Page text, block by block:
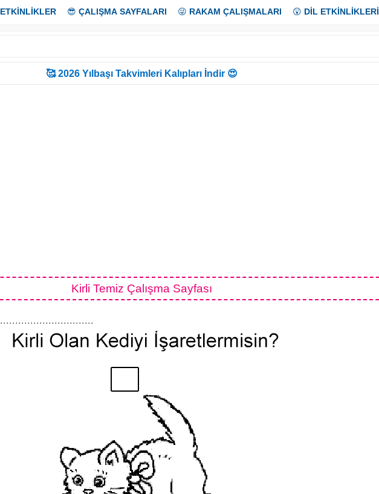
ETKİNLİKLER 😎 ÇALIŞMA SAYFALARI 😜 RAKAM ÇALIŞMALARI 😲 DİL ETKİNLİKLERİ
🥰 2026 Yılbaşı Takvimleri Kalıpları İndir 😍
Kirli Temiz Çalışma Sayfası